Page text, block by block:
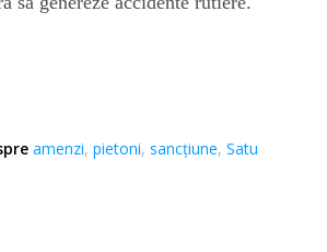
amenzi,pietoni,sancțiune,Satu